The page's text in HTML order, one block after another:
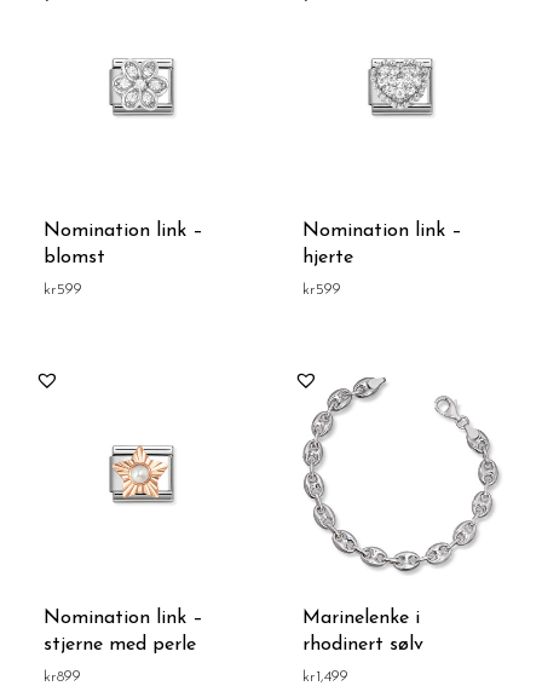
Nomination link –
blomst
kr599
Nomination link –
hjerte
kr599
Nomination link –
stjerne med perle
kr899
Marinelenke i
rhodinert sølv
kr1,499